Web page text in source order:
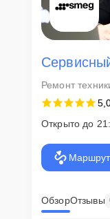
Ремонт
Открыто до
Маршрут
ОбзорОтзывы